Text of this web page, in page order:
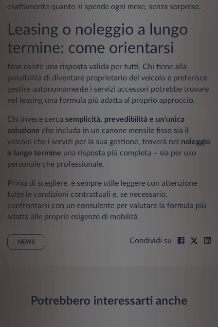
esattamente quanto si spende ogni mese, senza sorprese.
Leasing o noleggio a lungo
termine: come orientarsi
Non esiste una risposta valida per tutti. Chi tiene alla
possibilità di diventare proprietario del veicolo e preferisce
gestire autonomamente i servizi accessori potrebbe trovare
nel leasing una formula più adatta al proprio approccio.
Chi invece cerca semplicità, prevedibilità e un'unica
soluzione che includa in un canone mensile fisso sia il
veicolo che i servizi per la sua gestione, troverà nel noleggio
a lungo termine una risposta più completa – sia per uso
personale che professionale.
Prima di scegliere, è sempre utile leggere con attenzione
tutte le condizioni contrattuali e, se necessario,
confrontarsi con un consulente per valutare la formula più
adatta alle proprie esigenze di mobilità
NEWS Condividi su
Potrebbero interessarti anche